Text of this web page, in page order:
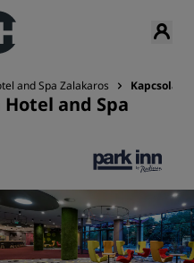
and Spa Zalakaros Kapcsolat
and Spa